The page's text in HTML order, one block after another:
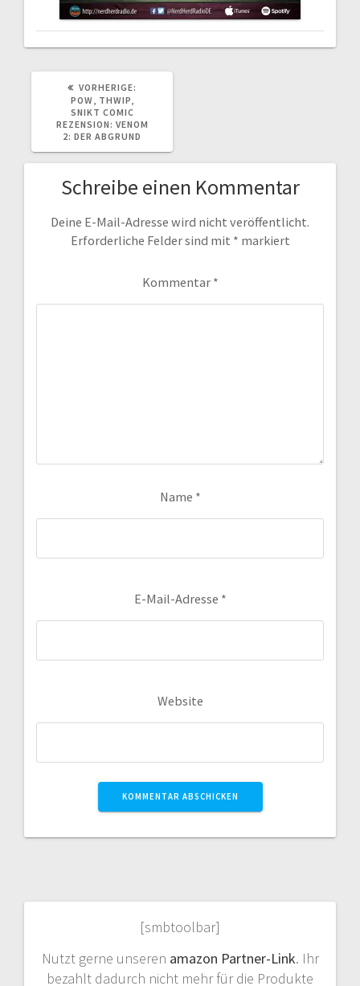
VORHERIGE:
POW, THWIP,
SNIKT COMIC
REZENSION: VENOM
2: DER ABGRUND
Schreibe einen Kommentar
Deine E-Mail-Adresse wird nicht veröffentlicht.
Erforderliche Felder sind mit * markiert
Kommentar *
Name *
E-Mail-Adresse *
Website
[smbtoolbar]
Nutzt gerne unseren amazon Partner-Link. Ihr
bezahlt dadurch nicht mehr für die Produkte